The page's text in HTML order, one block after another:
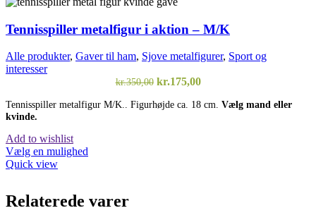
Tennisspiller metalfigur i aktion – M/K
Alle produkter, Gaver til ham, Sjove metalfigurer, Sport og
interesser
kr.350,00 Den
pris
kr.175,00Den
pris
Tennisspiller metalfigur M/K.. Figurhøjde ca. 18 cm. Vælg mand eller
kvinde.
Add to wishlist
Vælg en mulighed
varianter.
Quick view
Relaterede varer